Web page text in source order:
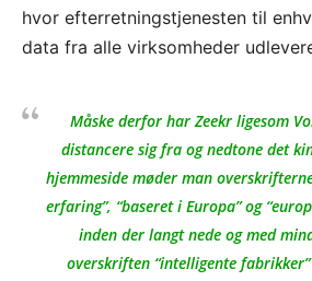
hvor efterretningstjenesten til
data fra alle virksomheder
Måske derfor har Zeekr ligesom
distancere sig fra og nedtone det
hjemmeside møder man
erfaring”, “baseret i Europa” og
inden der langt nede og med
overskriften “intelligente